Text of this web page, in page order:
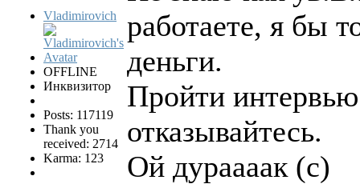
Vladimirovich
OFFLINE
Инквизитор
Posts: 117119
Thank you
received: 2714
Karma: 123
работаете, я бы
деньги.
Пройти
отказывайтесь.
Ой дураааак (с)